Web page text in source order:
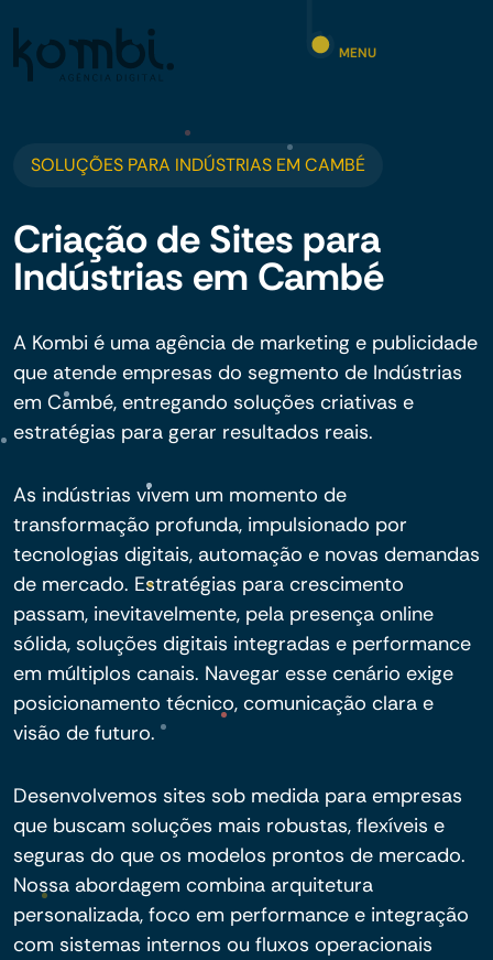
MENU
SOLUÇÕES PARA INDÚSTRIAS EM CAMBÉ
Criação de Sites para
Indústrias em Cambé
A Kombi é uma agência de marketing e publicidade
que atende empresas do segmento de Indústrias
em Cambé, entregando soluções criativas e
estratégias para gerar resultados reais.
As indústrias vivem um momento de
transformação profunda, impulsionado por
tecnologias digitais, automação e novas demandas
de mercado. Estratégias para crescimento
passam, inevitavelmente, pela presença online
sólida, soluções digitais integradas e performance
em múltiplos canais. Navegar esse cenário exige
posicionamento técnico, comunicação clara e
visão de futuro.
Desenvolvemos sites sob medida para empresas
que buscam soluções mais robustas, flexíveis e
seguras do que os modelos prontos de mercado.
Nossa abordagem combina arquitetura
personalizada, foco em performance e integração
com sistemas internos ou fluxos operacionais